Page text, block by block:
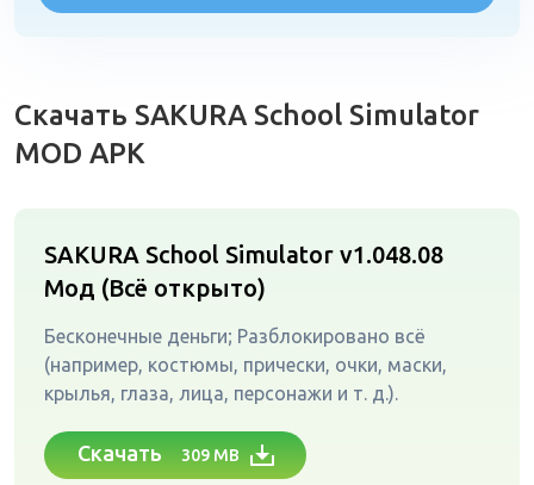
Скачать SAKURA School Simulator
MOD APK
SAKURA School Simulator v1.048.08
Мод (Всё открыто)
Бесконечные деньги; Разблокировано всё
(например, костюмы, прически, очки, маски,
крылья, глаза, лица, персонажи и т. д.).
Скачать 309 MB